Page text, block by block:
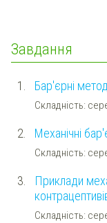
Завдання
1. Бар'єрні
Складність:
2. Механічні
Складність:
3.
Приклади
Складність: